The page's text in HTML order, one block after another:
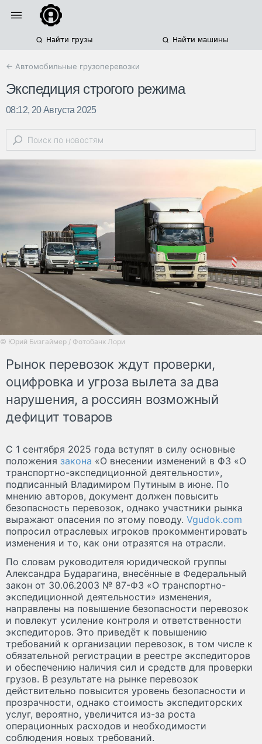
Найти грузы Найти машины
← Автомобильные грузоперевозки
Экспедиция строгого режима
08:12, 20 Августа 2025
© Юрий Бизгаймер / Фотобанк Лори
Рынок перевозок ждут проверки,
оцифровка и угроза вылета за два
нарушения, а россиян возможный
дефицит товаров
С 1 сентября 2025 года вступят в силу основные
положения закона «О внесении изменений в ФЗ «О
транспортно-экспедиционной деятельности»,
подписанный Владимиром Путиным в июне. По
мнению авторов, документ должен повысить
безопасность перевозок, однако участники рынка
выражают опасения по этому поводу. Vgudok.com
попросил отраслевых игроков прокомментировать
изменения и то, как они отразятся на отрасли.
По словам руководителя юридической группы
Александра Бударагина, внесённые в Федеральный
закон от 30.06.2003 № 87-ФЗ «О транспортно-
экспедиционной деятельности» изменения,
направлены на повышение безопасности перевозок
и повлекут усиление контроля и ответственности
экспедиторов. Это приведёт к повышению
требований к организации перевозок, в том числе к
обязательной регистрации в реестре экспедиторов
и обеспечению наличия сил и средств для проверки
грузов. В результате на рынке перевозок
действительно повысится уровень безопасности и
прозрачности, однако стоимость экспедиторских
услуг, вероятно, увеличится из-за роста
операционных расходов и необходимости
соблюдения новых требований.